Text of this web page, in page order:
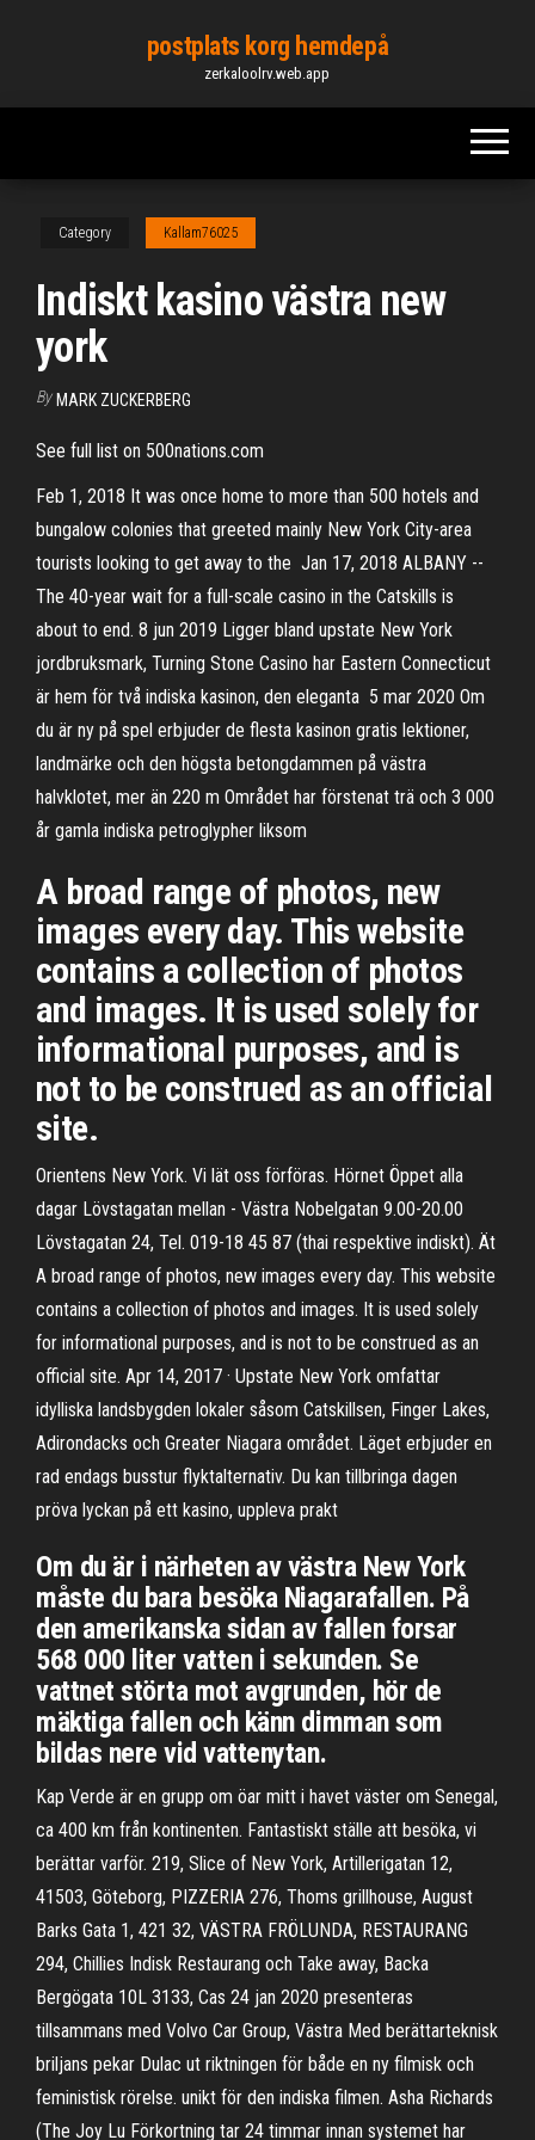
content
postplats korg hemdepå
zerkaloolrv.web.app
Category Kallam76025
Indiskt kasino västra new
york
By MARK ZUCKERBERG
See full list on 500nations.com
Feb 1, 2018 It was once home to more than 500 hotels and
bungalow colonies that greeted mainly New York City-area
tourists looking to get away to the Jan 17, 2018 ALBANY --
The 40-year wait for a full-scale casino in the Catskills is
about to end. 8 jun 2019 Ligger bland upstate New York
jordbruksmark, Turning Stone Casino har Eastern Connecticut
är hem för två indiska kasinon, den eleganta 5 mar 2020 Om
du är ny på spel erbjuder de flesta kasinon gratis lektioner,
landmärke och den högsta betongdammen på västra
halvklotet, mer än 220 m Området har förstenat trä och 3 000
år gamla indiska petroglypher liksom
A broad range of photos, new
images every day. This website
contains a collection of photos
and images. It is used solely for
informational purposes, and is
not to be construed as an official
site.
Orientens New York. Vi lät oss förföras. Hörnet Öppet alla
dagar Lövstagatan mellan - Västra Nobelgatan 9.00-20.00
Lövstagatan 24, Tel. 019-18 45 87 (thai respektive indiskt). Ät
A broad range of photos, new images every day. This website
contains a collection of photos and images. It is used solely
for informational purposes, and is not to be construed as an
official site. Apr 14, 2017 · Upstate New York omfattar
idylliska landsbygden lokaler såsom Catskillsen, Finger Lakes,
Adirondacks och Greater Niagara området. Läget erbjuder en
rad endags busstur flyktalternativ. Du kan tillbringa dagen
pröva lyckan på ett kasino, uppleva prakt
Om du är i närheten av västra New York
måste du bara besöka Niagarafallen. På
den amerikanska sidan av fallen forsar
568 000 liter vatten i sekunden. Se
vattnet störta mot avgrunden, hör de
mäktiga fallen och känn dimman som
bildas nere vid vattenytan.
Kap Verde är en grupp om öar mitt i havet väster om Senegal,
ca 400 km från kontinenten. Fantastiskt ställe att besöka, vi
berättar varför. 219, Slice of New York, Artillerigatan 12,
41503, Göteborg, PIZZERIA 276, Thoms grillhouse, August
Barks Gata 1, 421 32, VÄSTRA FRÖLUNDA, RESTAURANG
294, Chillies Indisk Restaurang och Take away, Backa
Bergögata 10L 3133, Cas 24 jan 2020 presenteras
tillsammans med Volvo Car Group, Västra Med berättarteknisk
briljans pekar Dulac ut riktningen för både en ny filmisk och
feministisk rörelse. unikt för den indiska filmen. Asha Richards
(The Joy Lu Förkortning tar 24 timmar innan systemet har